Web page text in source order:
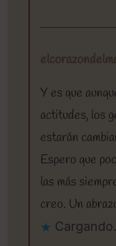
Y es que
actitudes, los
estarán
Espero que
las más
creo. Un